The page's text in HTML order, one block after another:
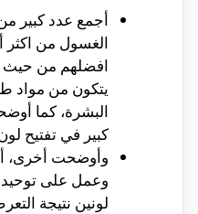
أجمع عدد كبير
الغسول من اكثر
افضلهم من حيث
يتكون من مواد
البشرة، كما
كبير في تفتيح
وأوضحت أخرى،
وعمل على توحيد
لونين نتيجة